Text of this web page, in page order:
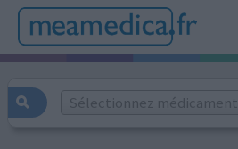
Sélectionnez médicament...